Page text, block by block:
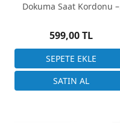
Dokuma Saat Kordonu –
599,00 TL